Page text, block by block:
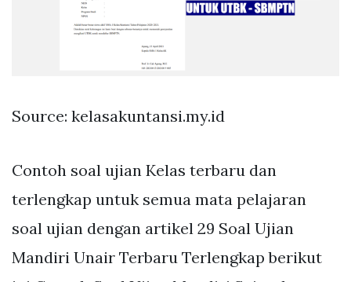
Source: kelasakuntansi.my.id
Contoh soal ujian Kelas terbaru dan
terlengkap untuk semua mata pelajaran
soal ujian dengan artikel 29 Soal Ujian
Mandiri Unair Terbaru Terlengkap berikut